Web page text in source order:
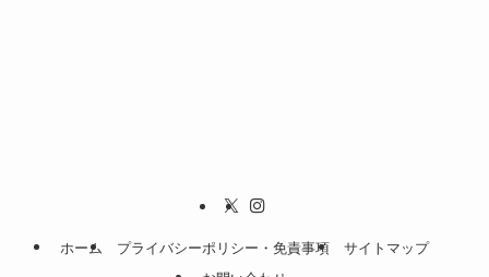
ホーム プライバシーポリシー・免責事項
サイトマップ